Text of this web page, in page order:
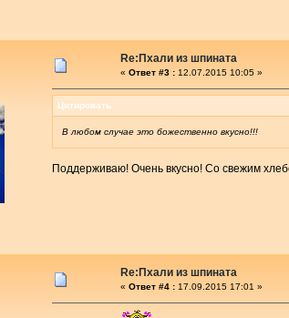
Re:Пхали из шпината
« Ответ #3 : 12.07.2015 10:05 »
Цитировать
В любом случае это божественно вкусно!!!
Поддерживаю! Очень вкусно! Со свежим
Re:Пхали из шпината
« Ответ #4 : 17.09.2015 17:01 »